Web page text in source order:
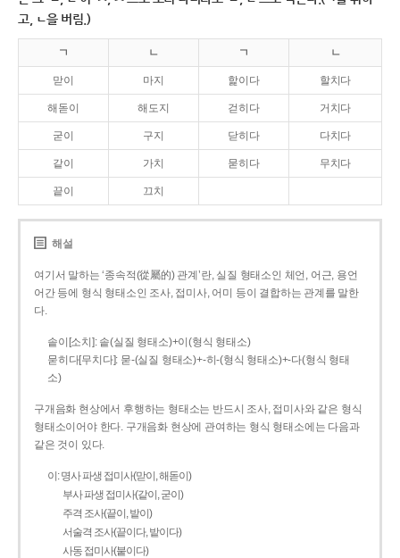
고, ㄴ을 버림.)
ㄱ ㄴ ㄱ ㄴ
맏이 마지 핥이다 할치다
해돋이 해도지 걷히다 거치다
굳이 구지 닫히다 다치다
같이 가치 묻히다 무치다
끝이 끄치
해설
여기서 말하는 ‘종속적(從屬的) 관계’란, 실질 형태소인 체언, 어근, 용언
어간 등에 형식 형태소인 조사, 접미사, 어미 등이 결합하는 관계를 말한
다.
솥이[소치]: 솥(실질 형태소)+이(형식 형태소)
묻히다[무치다]: 묻­-(실질 형태소)+­-히­-(형식 형태소)+-다(형식 형태
소)
구개음화 현상에서 후행하는 형태소는 반드시 조사, 접미사와 같은 형식
형태소이어야 한다. 구개음화 현상에 관여하는 형식 형태소에는 다음과
같은 것이 있다.
이: 명사 파생 접미사(맏이, 해돋이)
부사 파생 접미사(같이, 굳이)
주격 조사(끝이, 밭이)
서술격 조사(끝이다, 밭이다)
사동 접미사(붙이다)